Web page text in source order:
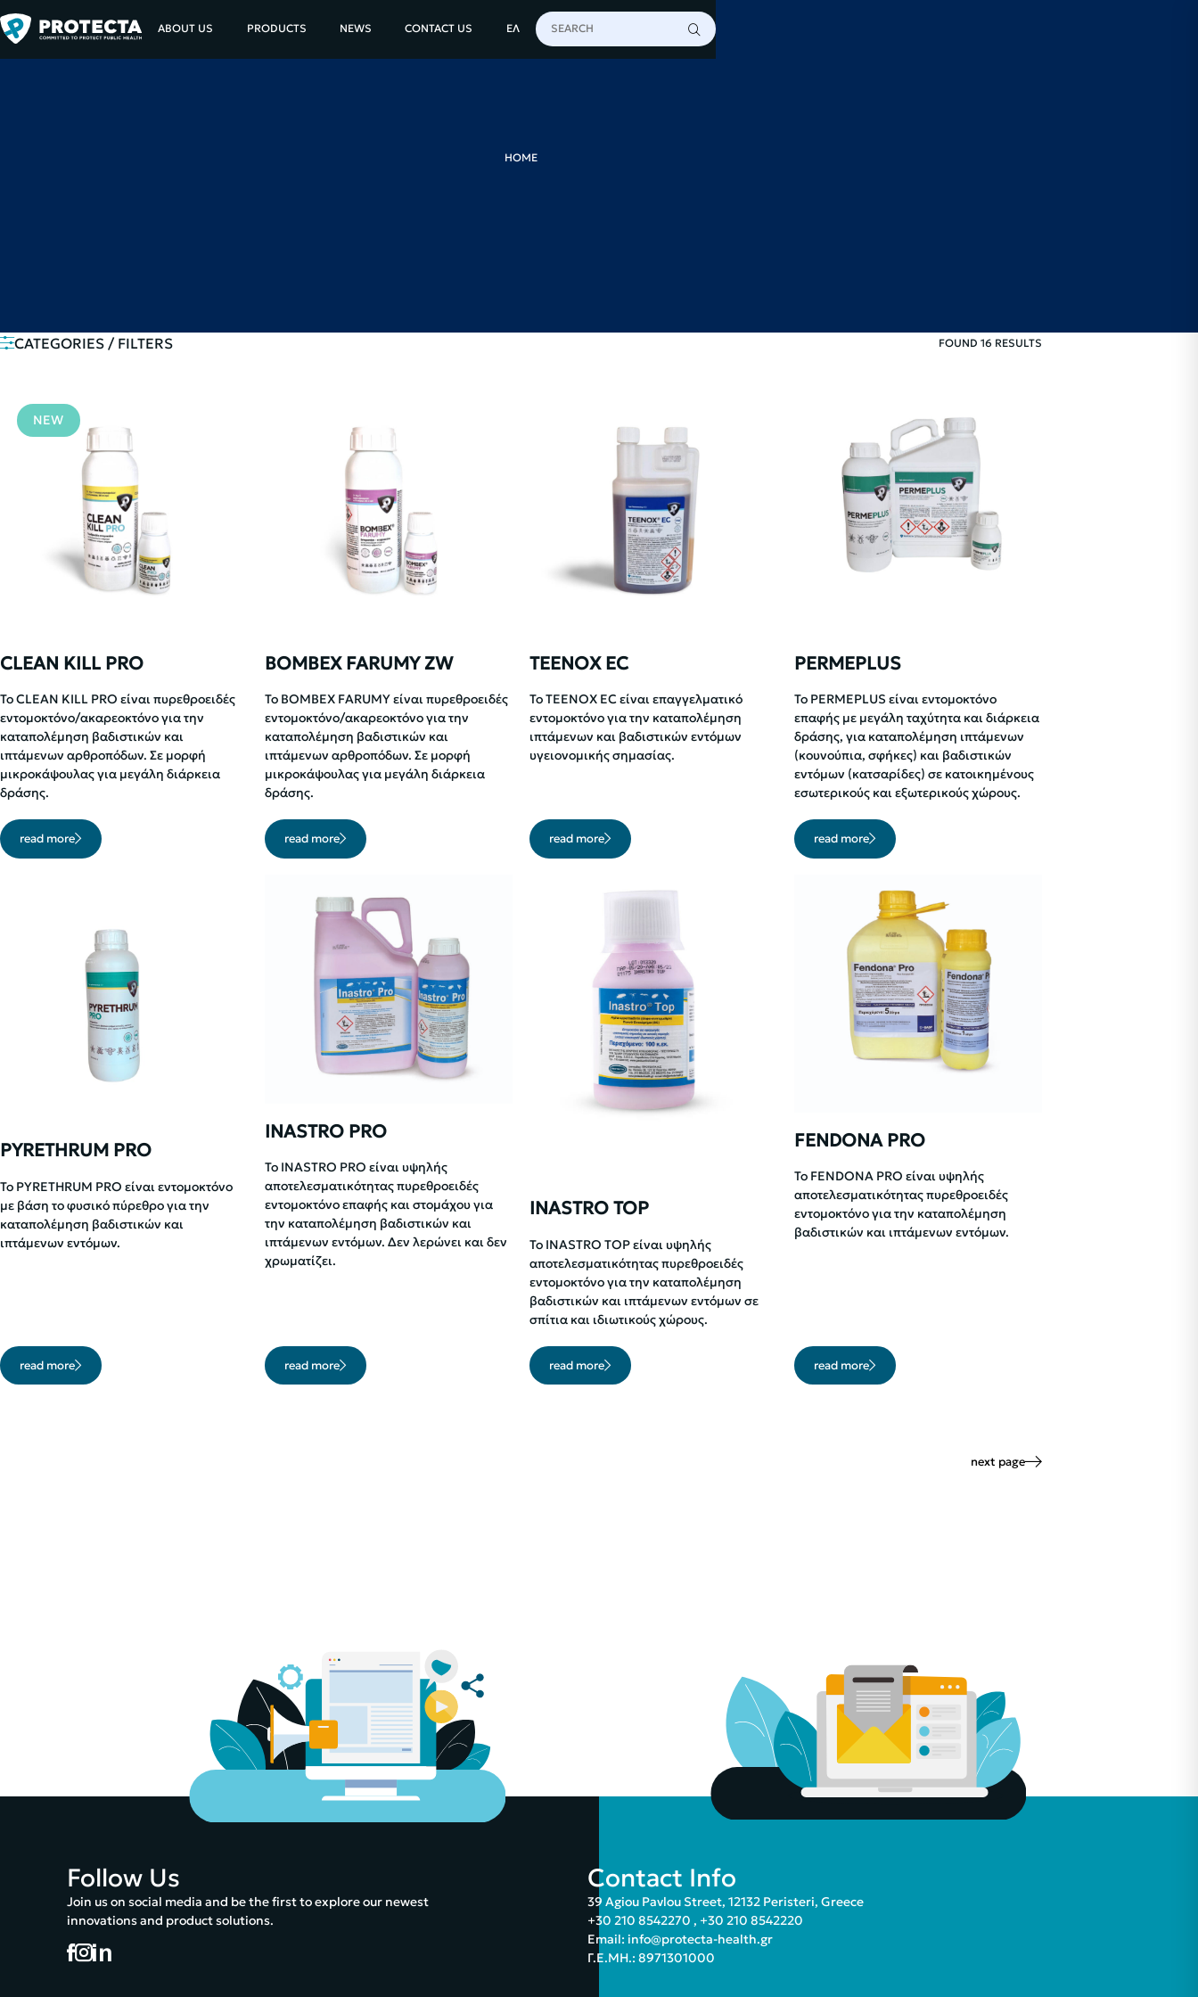
ABOUT US PRODUCTS NEWS CONTACT US ΕΛ
HOME
CATEGORIES / FILTERS FOUND 16 RESULTS
NEW
CLEAN KILL PRO
Το CLEAN KILL PRO είναι πυρεθροειδές
εντομοκτόνο/ακαρεοκτόνο για την
καταπολέμηση βαδιστικών και
ιπτάμενων αρθροπόδων. Σε μορφή
μικροκάψουλας για μεγάλη διάρκεια
δράσης.
read more
BOMBEX FARUMY ZW
Το BOMBEX FARUMY είναι πυρεθροειδές
εντομοκτόνο/ακαρεοκτόνο για την
καταπολέμηση βαδιστικών και
ιπτάμενων αρθροπόδων. Σε μορφή
μικροκάψουλας για μεγάλη διάρκεια
δράσης.
read more
TEENOX EC
Το TEENOX EC είναι επαγγελματικό
εντομοκτόνο για την καταπολέμηση
ιπτάμενων και βαδιστικών εντόμων
υγειονομικής σημασίας.
read more
PERMEPLUS
To PERMEPLUS είναι εντομοκτόνο
επαφής με μεγάλη ταχύτητα και διάρκεια
δράσης, για καταπολέμηση ιπτάμενων
(κουνούπια, σφήκες) και βαδιστικών
εντόμων (κατσαρίδες) σε κατοικημένους
εσωτερικούς και εξωτερικούς χώρους.
read more
PYRETHRUM PRO
Το PYRETHRUM PRO είναι εντομοκτόνο
με βάση το φυσικό πύρεθρο για την
καταπολέμηση βαδιστικών και
ιπτάμενων εντόμων.
read more
INASTRO PRO
To INASTRO PRO είναι υψηλής
αποτελεσματικότητας πυρεθροειδές
εντομοκτόνο επαφής και στομάχου για
την καταπολέμηση βαδιστικών και
ιπτάμενων εντόμων. Δεν λερώνει και δεν
χρωματίζει.
read more
INASTRO TOP
Το INASTRO TOP είναι υψηλής
αποτελεσματικότητας πυρεθροειδές
εντομοκτόνο για την καταπολέμηση
βαδιστικών και ιπτάμενων εντόμων σε
σπίτια και ιδιωτικούς χώρους.
read more
FENDONA PRO
Το FENDONA PRO είναι υψηλής
αποτελεσματικότητας πυρεθροειδές
εντομοκτόνο για την καταπολέμηση
βαδιστικών και ιπτάμενων εντόμων.
read more
next page
Follow Us
Join us on social media and be the first to explore our newest
innovations and product solutions.
Contact Info
39 Agiou Pavlou Street, 12132 Peristeri, Greece
+30 210 8542270, +30 210 8542220
Email: info@protecta-health.gr
Γ.Ε.ΜΗ.: 8971301000